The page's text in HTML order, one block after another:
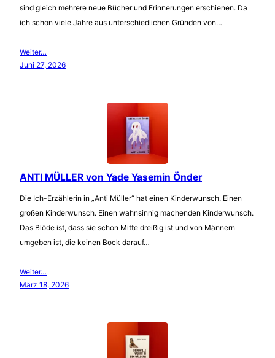
sind gleich mehrere neue Bücher und Erinnerungen erschienen. Da
ich schon viele Jahre aus unterschiedlichen Gründen von…
Weiter…
Juni 27, 2026
ANTI MÜLLER von Yade Yasemin Önder
Die Ich-Erzählerin in „Anti Müller“ hat einen Kinderwunsch. Einen
großen Kinderwunsch. Einen wahnsinnig machenden Kinderwunsch.
Das Blöde ist, dass sie schon Mitte dreißig ist und von Männern
umgeben ist, die keinen Bock darauf…
Weiter…
März 18, 2026